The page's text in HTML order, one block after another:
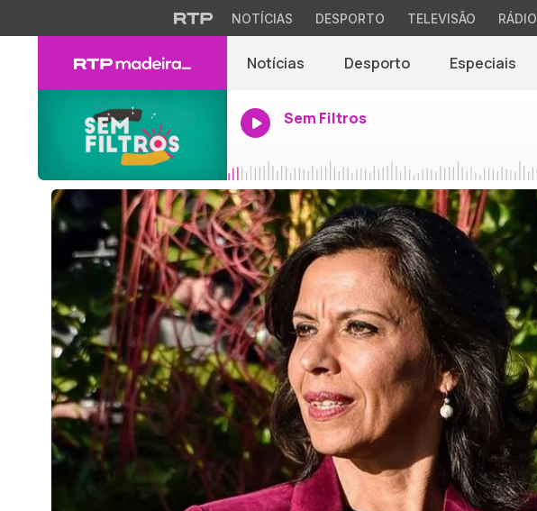
NOTÍCIAS DESPORTO TELEVISÃO RÁDIO
Notícias Desporto Especiais
Sem Filtros